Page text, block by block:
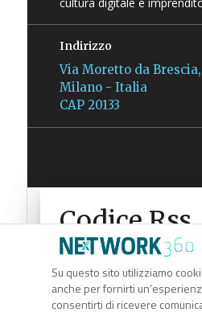
Su questo sito utilizziamo
anche per fornirti
consentirti di ricevere
Indirizzo
Via Moretto da
Milano - Italia
CAP 20133
Codice Rss
Clicca sul pulsante per